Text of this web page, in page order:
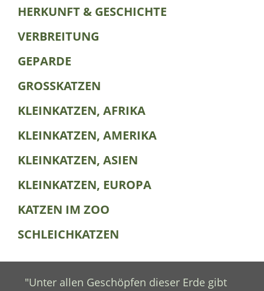
HERKUNFT & GESCHICHTE
VERBREITUNG
GEPARDE
GROSSKATZEN
KLEINKATZEN, AFRIKA
KLEINKATZEN, AMERIKA
KLEINKATZEN, ASIEN
KLEINKATZEN, EUROPA
KATZEN IM ZOO
SCHLEICHKATZEN
"Unter allen Geschöpfen dieser Erde gibt